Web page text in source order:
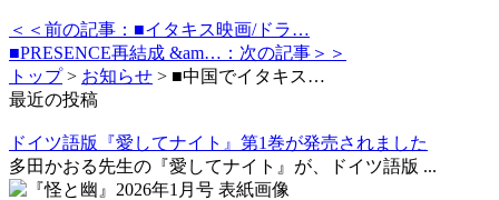
＜＜前の記事：■イタキス映画/ドラ…
■PRESENCE再結成 &am…：次の記事＞＞
トップ> お知らせ > ■中国でイタキス…
最近の投稿
ドイツ語版『愛してナイト』第1巻が発売されました
多田かおる先生の『愛してナイト』が、ドイツ語版 ...